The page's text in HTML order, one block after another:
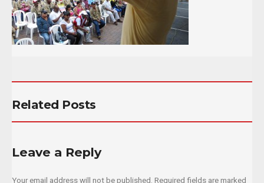
Related Posts
Leave a Reply
Your email address will not be published. Required fields are marked